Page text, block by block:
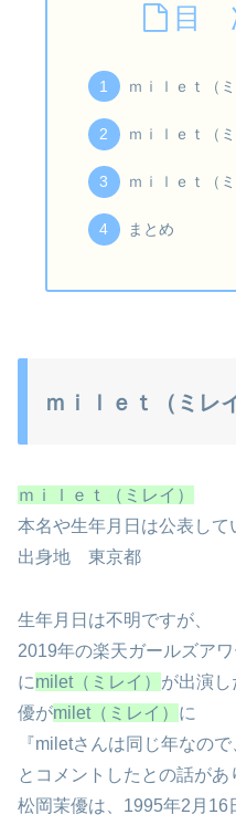
目
ｍｉｌｅｔ（
ｍｉｌｅｔ（
ｍｉｌｅｔ（
まとめ
ｍｉｌｅｔ（ミレ
ｍｉｌｅｔ（ミレイ）
本名や生年月日は公表して
出身地 東京都
生年月日は不明ですが、
2019年の楽天ガールズア
にmilet（ミレイ） が出演
優がmilet（ミレイ） に
『miletさんは同じ年なの
とコメントしたとの話があ
松岡茉優は、1995年2月16